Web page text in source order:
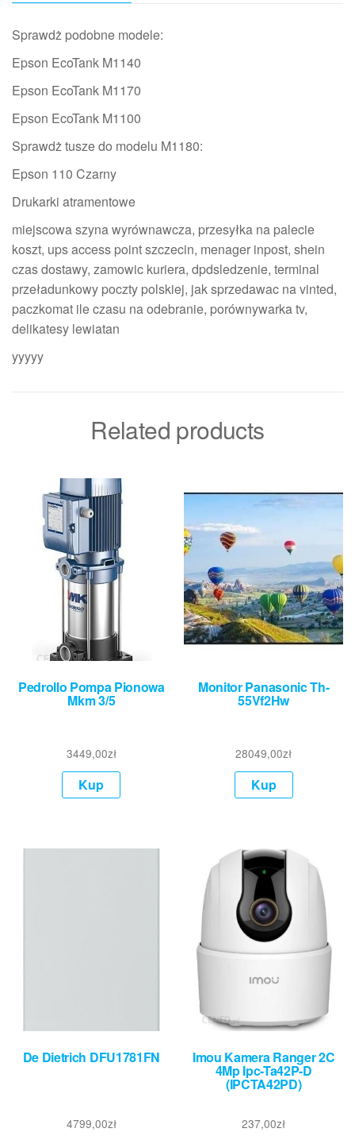
Sprawdż podobne modele:
Epson EcoTank M1140
Epson EcoTank M1170
Epson EcoTank M1100
Sprawdż tusze do modelu M1180:
Epson 110 Czarny
Drukarki atramentowe
miejscowa szyna wyrównawcza, przesyłka na palecie
koszt, ups access point szczecin, menager inpost, shein
czas dostawy, zamowic kuriera, dpdsledzenie, terminal
przeładunkowy poczty polskiej, jak sprzedawac na vinted,
paczkomat ile czasu na odebranie, porównywarka tv,
delikatesy lewiatan
yyyyy
Related products
Pedrollo Pompa Pionowa
Mkm 3/5
3449,00zł
Kup
Monitor Panasonic Th-
55Vf2Hw
28049,00zł
Kup
De Dietrich DFU1781FN
4799,00zł
Imou Kamera Ranger 2C
4Mp Ipc-Ta42P-D
(IPCTA42PD)
237,00zł